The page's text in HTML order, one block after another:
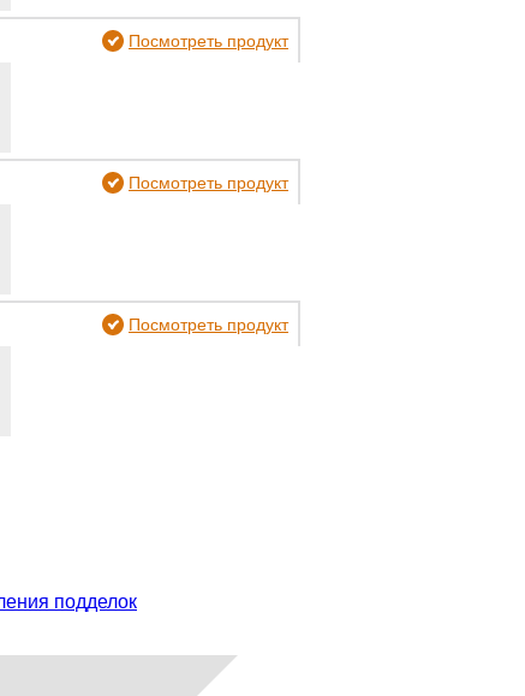
Посмотреть продукт
Посмотреть продукт
Посмотреть продукт
подделок